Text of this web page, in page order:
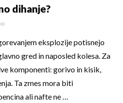
dihanje?
eksplozije potisnejo
gred in napos­led kolesa. Za
komponenti: gorivo in kisik,
Ta zmes mora biti
ali nafte ne …